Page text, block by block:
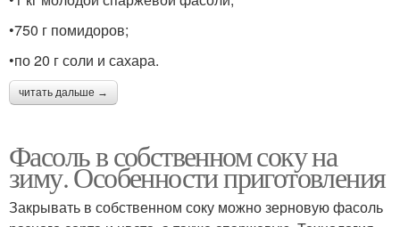
•750 г помидоров;
•по 20 г соли и сахара.
читать дальше →
Фасоль в собственном соку на
зиму. Особенности приготовления
Закрывать в собственном соку можно зерновую фасоль